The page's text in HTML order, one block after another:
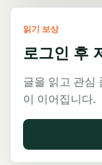
읽기 보상
로그인 후
글을 읽고 관심
이 이어집니다.